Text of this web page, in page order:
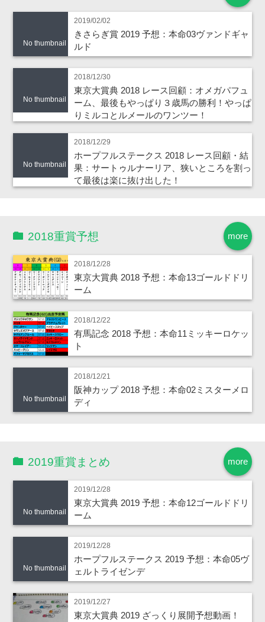
No thumbnail
2019/02/02
きさらぎ賞 2019 予想：本命03ヴァンドギャ
ルド
No thumbnail
2018/12/30
東京大賞典 2018 レース回顧：オメガパフュ
ーム、最後もやっぱり３歳馬の勝利！やっぱ
りミルコとルメールのワンツー！
No thumbnail
2018/12/29
ホープフルステークス 2018 レース回顧・結
果：サートゥルナーリア、狭いところを割っ
て最後は楽に抜け出した！
more
2018重賞予想
2018/12/28
東京大賞典 2018 予想：本命13ゴールドドリ
ーム
2018/12/22
有馬記念 2018 予想：本命11ミッキーロケッ
ト
No thumbnail
2018/12/21
阪神カップ 2018 予想：本命02ミスターメロ
ディ
more
2019重賞まとめ
No thumbnail
2019/12/28
東京大賞典 2019 予想：本命12ゴールドドリ
ーム
No thumbnail
2019/12/28
ホープフルステークス 2019 予想：本命05ヴ
ェルトライゼンデ
2019/12/27
東京大賞典 2019 ざっくり展開予想動画！